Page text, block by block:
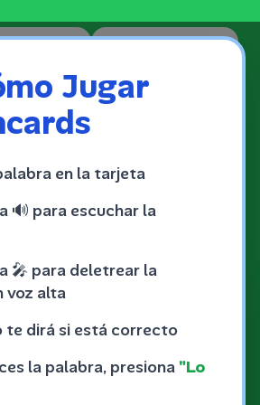
Jugar
en la tarjeta
🔊 para escuchar la
🎤 para deletrear la
voz alta
te dirá si está correcto
la palabra, presiona"Lo
1de
0
conocidas